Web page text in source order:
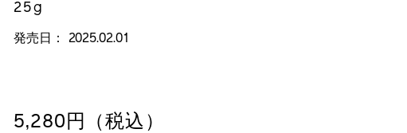
4514254205402
25g
発売日： 2025.02.01
5,280円（税込）